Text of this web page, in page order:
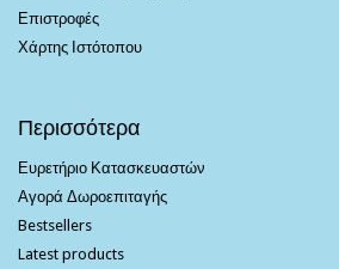
Επιστροφές
Χάρτης Ιστότοπου
Περισσότερα
Ευρετήριο Κατασκευαστών
Αγορά Δωροεπιταγής
Bestsellers
Latest products